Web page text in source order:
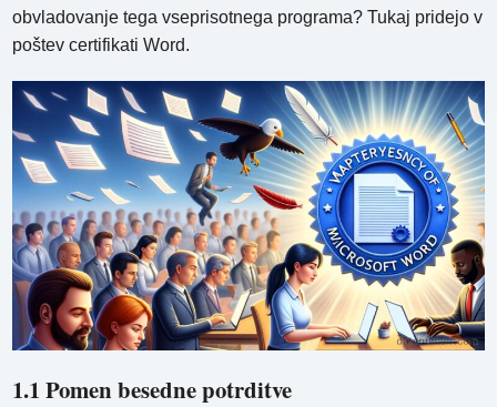
obvladovanje tega vseprisotnega programa? Tukaj pridejo v
poštev certifikati Word.
1.1 Pomen besedne potrditve